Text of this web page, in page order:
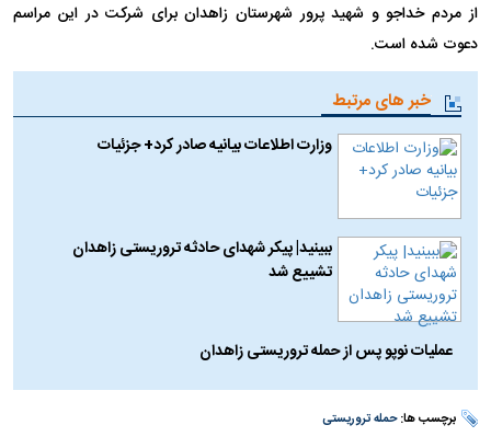
از مردم خداجو و شهید پرور شهرستان زاهدان برای شرکت در این مراسم
دعوت شده است.
خبر های مرتبط
وزارت اطلاعات بیانیه صادر کرد+ جزئیات
ببینید| پیکر شهدای حادثه تروریستی زاهدان
تشییع شد
عملیات نوپو پس از حمله تروریستی زاهدان
برچسب ها:حمله تروریستی